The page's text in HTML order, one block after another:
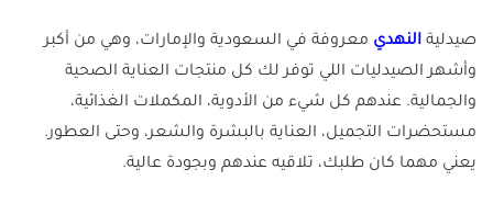
صيدلية النهدي معروفة في السعودية والإمارات، وهي من أكبر
وأشهر الصيدليات اللي توفر لك كل منتجات العناية الصحية
والجمالية. عندهم كل شيء من الأدوية، المكملات الغذائية،
مستحضرات التجميل، العناية بالبشرة والشعر، وحتى العطور.
يعني مهما كان طلبك، تلاقيه عندهم وبجودة عالية.